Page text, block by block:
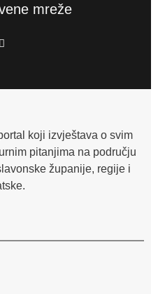
mreže
F
a
o
f
koji izvještava o svim
pitanjima na području
županije, regije i